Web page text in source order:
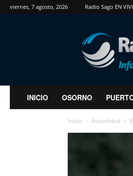
viernes, 7 agosto, 2026 Radio Sago EN
RadioSago
INICIO OSORNO
Inicio Actualidad